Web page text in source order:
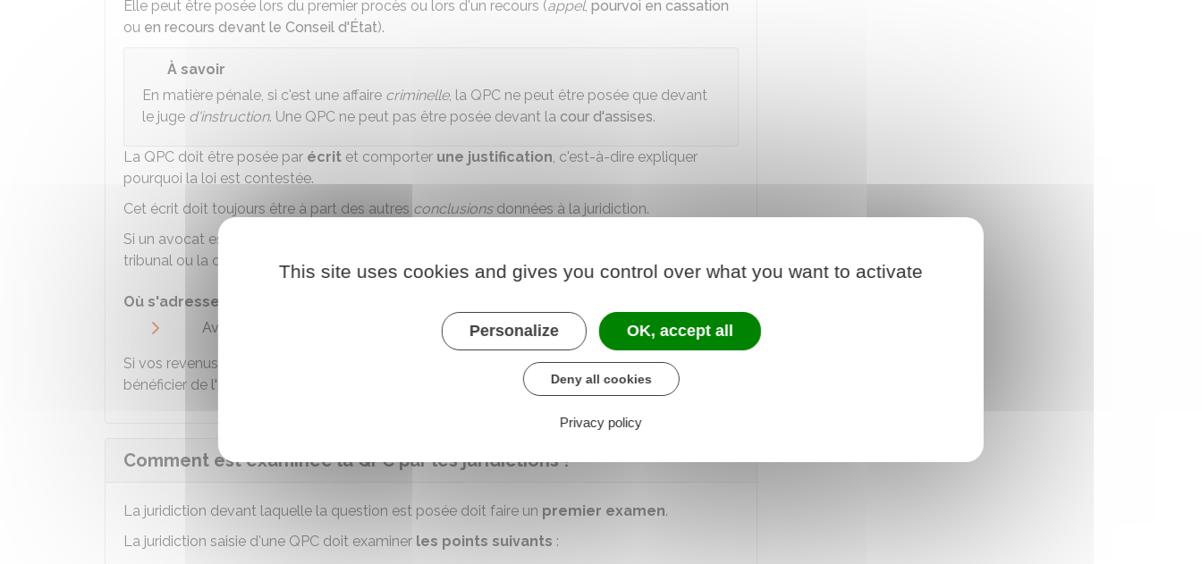
Elle peut être posée lors du premier procès ou lors d'un recours (appel, pourvoi en cassation
ou en recours devant le Conseil d'État).
À savoir
En matière pénale, si c'est une affaire criminelle, la QPC ne peut être posée que devant
le juge d'instruction. Une QPC ne peut pas être posée devant la cour d'assises.
La QPC doit être posée par écrit et comporter une justification, c'est-à-dire expliquer
pourquoi la loi est contestée.
Cet écrit doit toujours être à part des autres conclusionsdonnées à la juridiction.
Si un avocat est obligatoire dans une affaire, c'est l'avocat qui va poser la QPC devant le
tribunal ou la cour.
Où s'adresser ?
Avocat
Si vos revenus ne vous permettent pas de payer un avocat, vous pouvez demander à
bénéficier de l'aide juridictionnelle
Comment est examinée la QPC par les juridictions ?
La juridiction devant laquelle la question est posée doit faire un premier examen.
La juridiction saisie d'une QPC doit examiner les points suivants :
This site uses cookies and gives you control over what you want to activate
Personalize OK, accept all
Deny all cookies
Privacy policy